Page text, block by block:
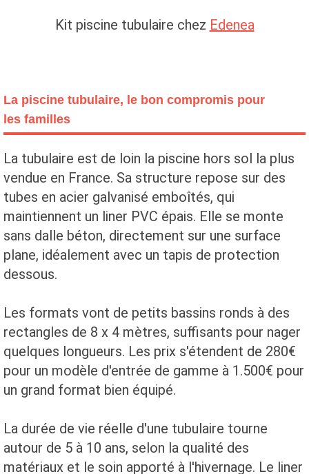
Kit piscine tubulaire chez Edenea
La piscine tubulaire, le bon compromis pour
les familles
La tubulaire est de loin la piscine hors sol la plus
vendue en France. Sa structure repose sur des
tubes en acier galvanisé emboîtés, qui
maintiennent un liner PVC épais. Elle se monte
sans dalle béton, directement sur une surface
plane, idéalement avec un tapis de protection
dessous.
Les formats vont de petits bassins ronds à des
rectangles de 8 x 4 mètres, suffisants pour nager
quelques longueurs. Les prix s'étendent de 280€
pour un modèle d'entrée de gamme à 1.500€ pour
un grand format bien équipé.
La durée de vie réelle d'une tubulaire tourne
autour de 5 à 10 ans, selon la qualité des
matériaux et le soin apporté à l'hivernage. Le liner